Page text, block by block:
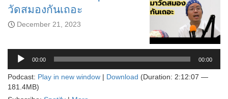
วัดสมองกันเถอะ
December 21, 2023
00:00 00:00
Podcast: Play in new window | Download (Duration: 2:12:07 —
181.4MB)